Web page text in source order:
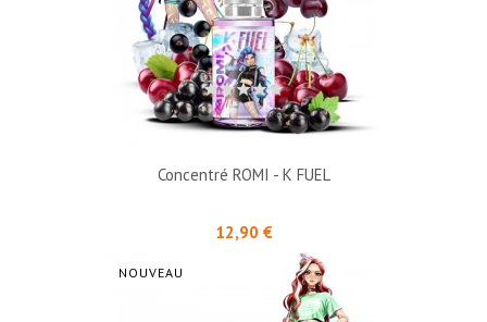
Concentré ROMI - K FUEL
12,90 €Prix
NOUVEAU